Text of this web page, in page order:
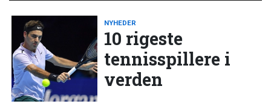
NYHEDER
10 rigeste
tennisspillere i
verden